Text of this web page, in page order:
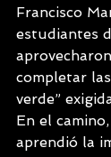
Francisco
estudiantes
completar
verde”
En el
aprendió la